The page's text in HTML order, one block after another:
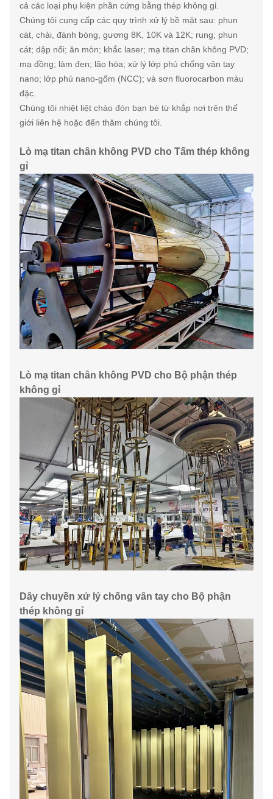
cả các loại phụ kiện phần cứng bằng thép không gỉ.
Chúng tôi cung cấp các quy trình xử lý bề mặt sau: phun
cát, chải, đánh bóng, gương 8K, 10K và 12K; rung; phun
cát; dập nổi; ăn mòn; khắc laser; mạ titan chân không PVD;
mạ đồng; làm đen; lão hóa; xử lý lớp phủ chống vân tay
nano; lớp phủ nano-gốm (NCC); và sơn fluorocarbon màu
đặc.
Chúng tôi nhiệt liệt chào đón bạn bè từ khắp nơi trên thế
giới liên hệ hoặc đến thăm chúng tôi.
Lò mạ titan chân không PVD cho Tấm thép không
gỉ
Lò mạ titan chân không PVD cho Bộ phận thép
không gỉ
Dây chuyền xử lý chống vân tay cho Bộ phận
thép không gỉ